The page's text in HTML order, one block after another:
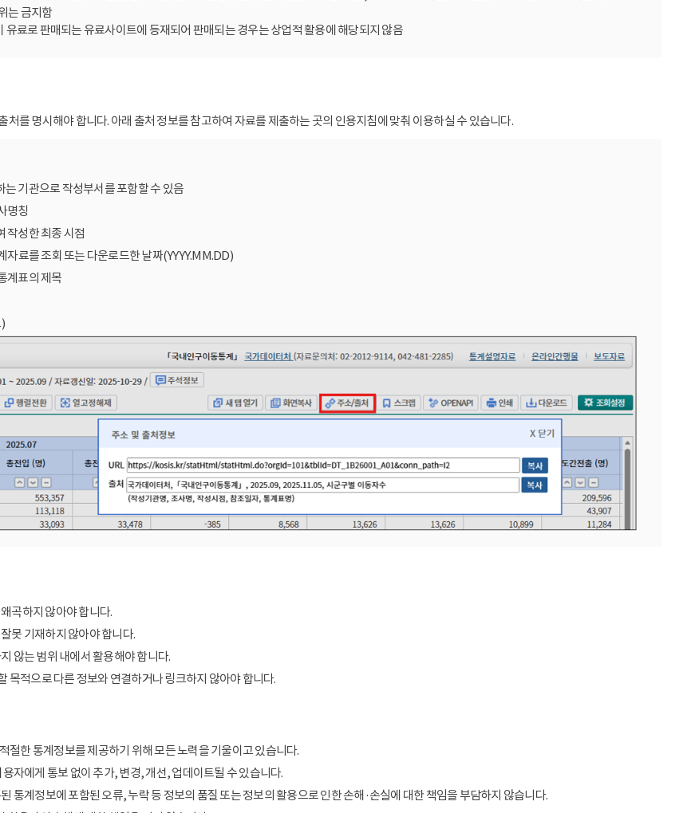
는 금지함
유료로 판매되는 유료사이트에 등재되어 판매되는 경우는 상업적 활용에 해당되지 않음
처를 명시해야 합니다. 아래 출처 정보를 참고하여 자료를 제출하는 곳의 인용지침에 맞춰 이용하실 수 있습니다.
는 기관으로 작성부서를 포함할 수 있음
명칭
작성한 최종 시점
자료를 조회 또는 다운로드한 날짜(YYYY.MM.DD)
계표의 제목
곡하지 않아야 합니다.
못 기재하지 않아야 합니다.
않는 범위 내에서 활용해야 합니다.
목적으로 다른 정보와 연결하거나 링크하지 않아야 합니다.
절한 통계정보를 제공하기 위해 모든 노력을 기울이고 있습니다.
자에게 통보 없이 추가, 변경, 개선, 업데이트될 수 있습니다.
통계정보에 포함된 오류, 누락 등 정보의 품질 또는 정보의 활용으로 인한 손해·손실에 대한 책임을 부담하지 않습니다.